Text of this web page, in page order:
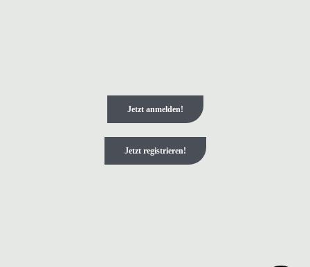
Jetzt anmelden!
Jetzt registrieren!